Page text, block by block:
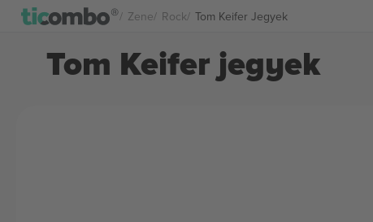
Zene Rock Tom Keifer Jegyek
Tom Keifer jegyek